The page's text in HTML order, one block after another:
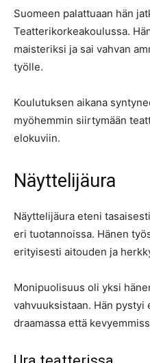
Suomeen palattuaan hän
Teatterikorkeakoulussa.
maisteriksi ja sai vahvan
työlle.
Koulutuksen aikana
myöhemmin siirtymään
elokuviin.
Näyttelijäura
Näyttelijäura eteni
eri tuotannoissa. Hänen
erityisesti aitouden ja
Monipuolisuus oli yksi
vahvuuksistaan. Hän
draamassa että